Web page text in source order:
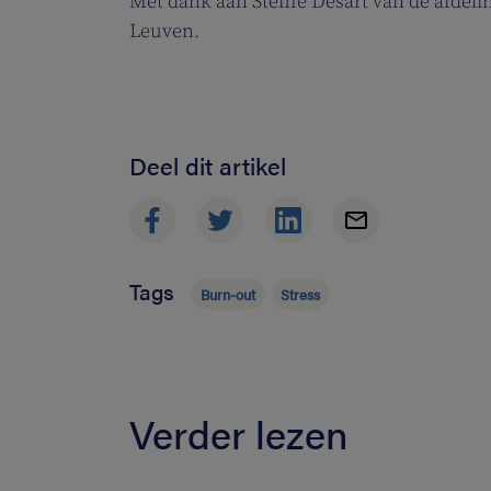
Leuven.
Deel dit artikel
Tags Burn-out Stress
Verder lezen